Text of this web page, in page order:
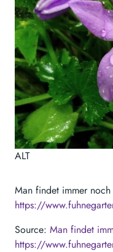
ALT
Man findet immer
https://
Source: Man findet
https://